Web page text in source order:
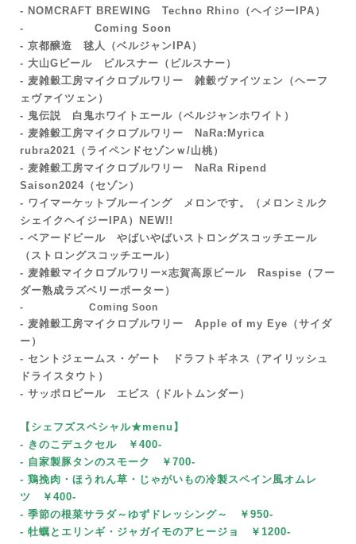
- NOMCRAFT BREWING Techno Rhino（ヘイジーIPA）
- Coming Soon
- 京都醸造 毬人（ベルジャンIPA）
- 大山Gビール ピルスナー（ピルスナー ）
- 麦雑穀工房マイクロブルワリー 雑穀ヴァイツェン（ヘーフ
ェヴァイツェン）
- 鬼伝説 白鬼ホワイトエール（ベルジャンホワイト ）
‐ 麦雑穀工房マイクロブルワリー NaRa:Myrica
rubra2021（ライペンドセゾンｗ/山桃）
- 麦雑穀工房マイクロブルワリー NaRa Ripend
Saison2024（セゾン）
- ワイマーケットブルーイング メロンです。（メロンミルク
シェイクヘイジーIPA）NEW!!
- ベアードビール やばいやばいストロングスコッチエール
（ストロングスコッチエール）
- 麦雑穀マイクロブルワリー×志賀高原ビール Raspise（フー
ダー熟成ラズベリーポーター）
- Coming Soon
- 麦雑穀工房マイクロブルワリー Apple of my Eye（サイダ
ー）
- セントジェームス・ゲート ドラフトギネス（アイリッシュ
ドライスタウト）
- サッポロビール エビス（ドルトムンダー）
【シェフズスペシャル★menu 】
- きのこデュクセル ￥400-
- 自家製豚タンのスモーク
￥700-
- 鶏挽肉・ほうれん草・じゃがいもの冷製スペイン風オムレ
ツ ￥400-
- 季節の根菜サラダ～ゆずドレッシング～
￥950-
- 牡蠣とエリンギ・ジャガイモのアヒージョ ￥1200-